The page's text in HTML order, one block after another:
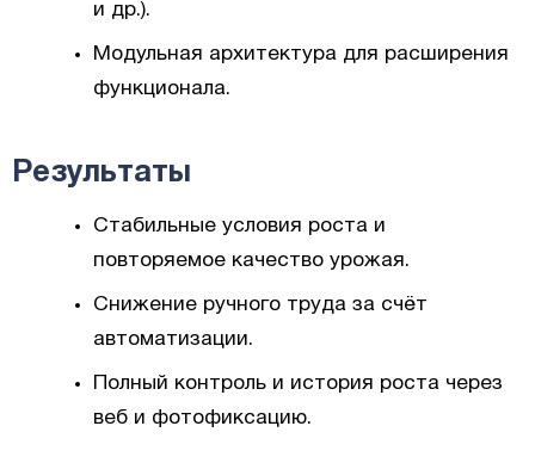
и др.).
Модульная архитектура для расширения
функционала.
Результаты
Стабильные условия роста и
повторяемое качество урожая.
Снижение ручного труда за счёт
автоматизации.
Полный контроль и история роста через
веб и фотофиксацию.